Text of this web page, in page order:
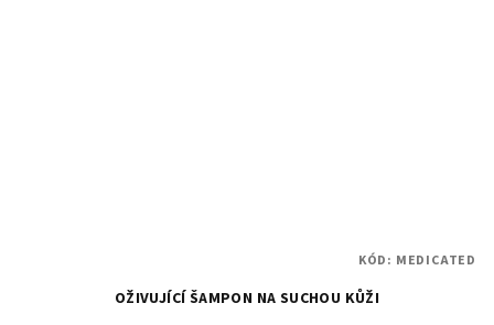
OŽIVUJÍCÍ ŠAMPON NA SUCHOU KŮŽI
KÓD: MEDICATED